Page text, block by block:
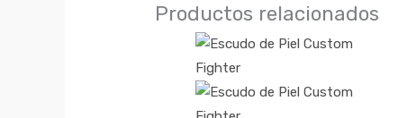
Productos relacionados